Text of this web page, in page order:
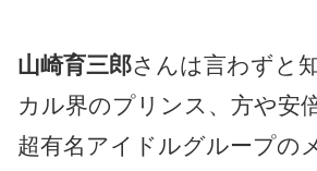
山崎育三郎さんは言わずと
カル界のプリンス、方や安
超有名アイドルグループの